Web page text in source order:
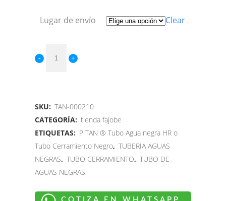
Lugar de envío Clear
SKU: TAN-000210
CATEGORÍA: tienda fajobe
ETIQUETAS: P TAN ® Tubo Agua negra HR o
Tubo Cerramiento Negro, TUBERIA AGUAS
NEGRAS, TUBO CERRAMIENTO, TUBO DE
AGUAS NEGRAS